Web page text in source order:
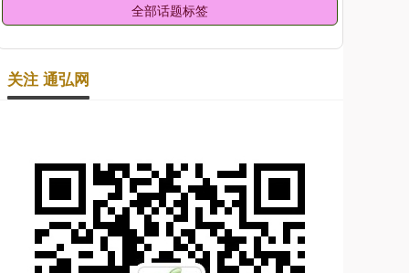
全部话题标签
关注 通弘网